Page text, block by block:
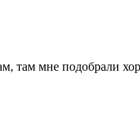
там мне подобрали